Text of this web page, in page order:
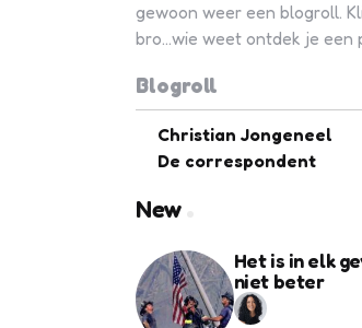
gewoon weer een blogroll.
bro...wie weet ontdek je een
Blogroll
Christian Jongeneel
De correspondent
New
Het is in elk
niet beter